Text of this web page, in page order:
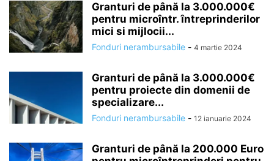
Granturi de până la 3.000.000€
pentru microîntr. întreprinderilor
mici si mijlocii...
Fonduri nerambursabile - 4 martie 2024
Granturi de până la 3.000.000€
pentru proiecte din domenii de
specializare...
Fonduri nerambursabile - 12 ianuarie 2024
Granturi de până la 200.000 Euro